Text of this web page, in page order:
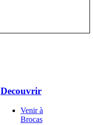
Decouvrir
Venir à
Brocas